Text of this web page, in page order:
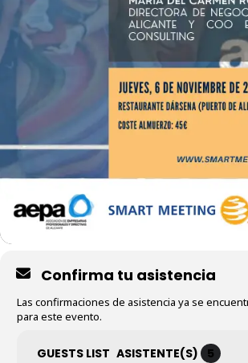
Confirma tu asistencia
Las confirmaciones de asistencia ya se
para este evento.
GUESTS LIST ASISTENTE(S) 5